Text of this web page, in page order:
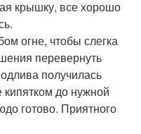
крышку, все хорошо
огне, чтобы слегка
перевернуть
получилась
кипятком до нужной
готово. Приятного